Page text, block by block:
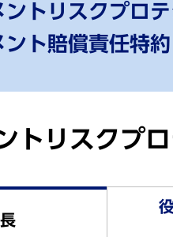
ントリスクプロ
ント賠償責任特約
トリスクプ